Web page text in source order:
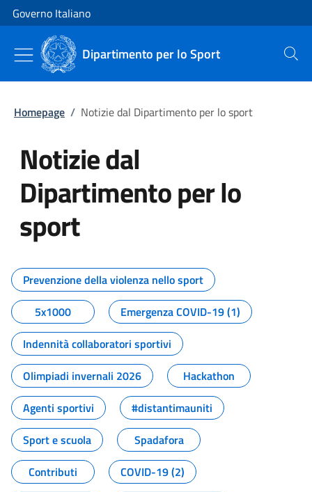
Vai al contenuto
Vai alla navigazione del sito
Governo Italiano
Dipartimento per lo Sport Cerca
Homepage / Notizie dal Dipartimento per lo sport
Notizie dal
Dipartimento per lo
sport
Tutti i contenuti della pagina
Prevenzione della violenza nello sport
5x1000
Emergenza COVID-19 (1)
Indennità collaboratori sportivi
Olimpiadi invernali 2026
Hackathon
Agenti sportivi
#distantimauniti
Sport e scuola
Spadafora
Contributi
COVID-19 (2)